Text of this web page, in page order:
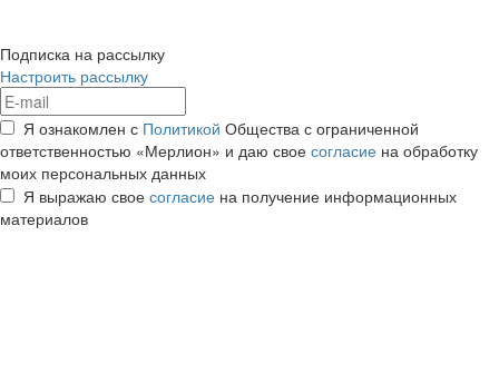
Подписка на рассылку
Настроить рассылку
Я ознакомлен с Политикой Общества с ограниченной
ответственностью «Мерлион» и даю свое согласие на обработку
моих персональных данных
Я выражаю свое согласие на получение информационных
материалов